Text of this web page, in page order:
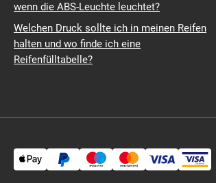
wenn die ABS-Leuchte leuchtet?
Welchen Druck sollte ich in meinen Reifen
halten und wo finde ich eine
Reifenfülltabelle?